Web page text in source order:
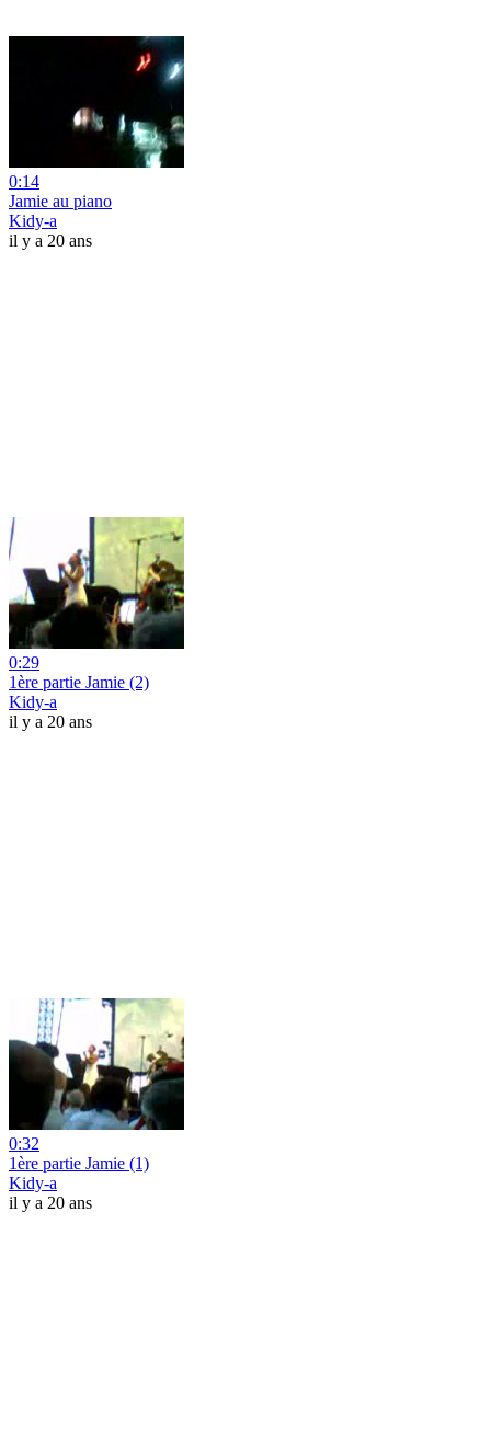
0:14
Jamie au piano
Kidy-a
il y a 20 ans
0:29
1ère partie Jamie (2)
Kidy-a
il y a 20 ans
0:32
1ère partie Jamie (1)
Kidy-a
il y a 20 ans